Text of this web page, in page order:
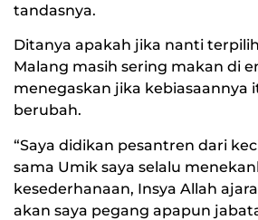
tandasnya.
Ditanya apakah jika nanti
Malang masih sering makan di
menegaskan jika kebiasaannya
berubah.
“Saya didikan pesantren dari
sama Umik saya selalu
kesederhanaan, Insya Allah
akan saya pegang apapun